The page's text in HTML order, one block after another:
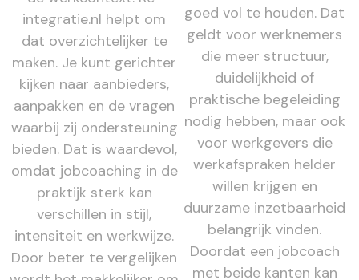
integratie.nl helpt om
dat overzichtelijker te
maken. Je kunt gerichter
kijken naar aanbieders,
aanpakken en de vragen
waarbij zij ondersteuning
bieden. Dat is waardevol,
omdat jobcoaching in de
praktijk sterk kan
verschillen in stijl,
intensiteit en werkwijze.
Door beter te vergelijken
goed vol te houden. Dat
geldt voor werknemers
die meer structuur,
duidelijkheid of
praktische begeleiding
nodig hebben, maar ook
voor werkgevers die
werkafspraken helder
willen krijgen en
duurzame inzetbaarheid
belangrijk vinden.
Doordat een jobcoach
met beide kanten kan